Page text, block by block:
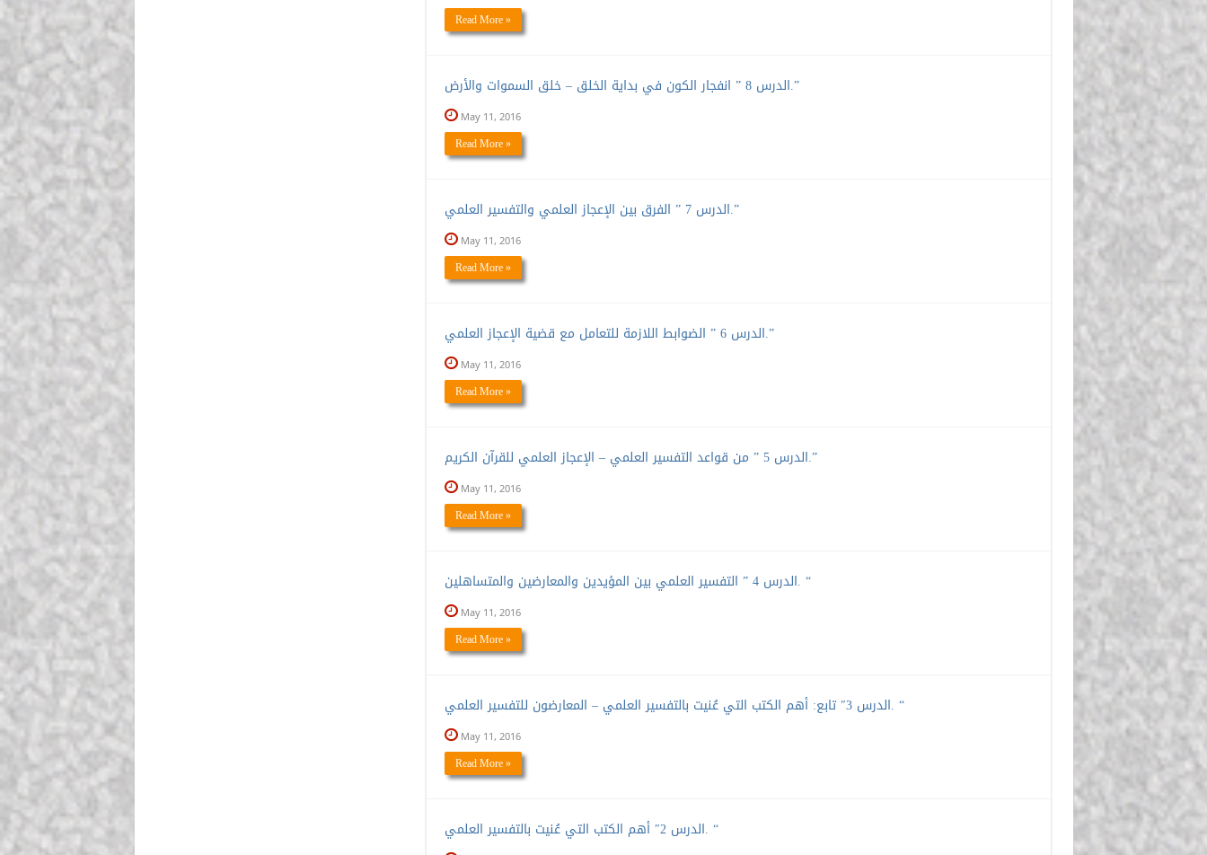
Read More »
الدرس 8 ” انفجار الكون في بداية الخلق – خلق السموات والأرض.”
May 11, 2016
Read More »
الدرس 7 ” الفرق بين الإعجاز العلمي والتفسير العلمي.”
May 11, 2016
Read More »
الدرس 6 ” الضوابط اللازمة للتعامل مع قضية الإعجاز العلمي.”
May 11, 2016
Read More »
الدرس 5 ” من قواعد التفسير العلمي – الإعجاز العلمي للقرآن الكريم.”
May 11, 2016
Read More »
الدرس 4 ” التفسير العلمي بين المؤيدين والمعارضين والمتساهلين. “
May 11, 2016
Read More »
الدرس 3″ تابع: أهم الكتب التي عُنيت بالتفسير العلمي – المعارضون للتفسير العلمي. “
May 11, 2016
Read More »
الدرس 2″ أهم الكتب التي عُنيت بالتفسير العلمي. “